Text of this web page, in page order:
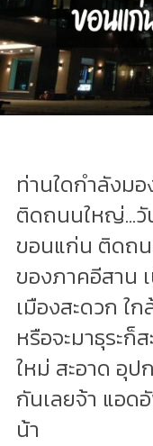
ท่านใดกำลังม
ติดถนนใหญ่...
ขอนแก่น ติดถ
ของภาคอีสาน
เมืองสะดวก ใ
หรือจะมาธุระ
ใหม่ สะอาด อุ
กันเลยจ้า แอด
น้า